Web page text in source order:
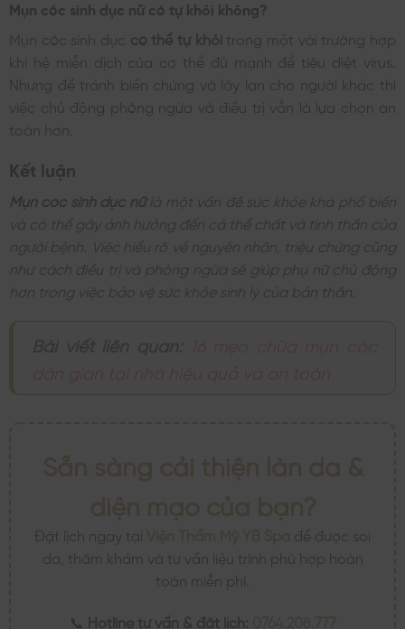
Mụn cóc sinh dục nữ có tự khỏi không?
Mụn cóc sinh dục có thể tự khỏi trong một vài trường hợp
khi hệ miễn dịch của cơ thể đủ mạnh để tiêu diệt virus.
Nhưng để tránh biến chứng và lây lan cho người khác thì
việc chủ động phòng ngừa và điều trị vẫn là lựa chọn an
toàn hơn.
Kết luận
Mụn cóc sinh dục nữlà một vấn đề sức khỏe khá phổ biến
và có thể gây ảnh hưởng đến cả thể chất và tinh thần của
người bệnh. Việc hiểu rõ về nguyên nhân, triệu chứng cũng
như cách điều trị và phòng ngừa sẽ giúp phụ nữ chủ động
hơn trong việc bảo vệ sức khỏe sinh lý của bản thân.
Đặt lịch ngay tại
để được soi
da, thăm khám và tư vấn liệu trình phù hợp hoàn
toàn miễn phí.
📞 Hotline tư vấn & đặt lịch: